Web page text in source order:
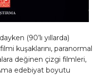
(90’lı yıllarda)
kuşaklarını, paranormal
değinen çizgi filmleri,
edebiyat boyutu